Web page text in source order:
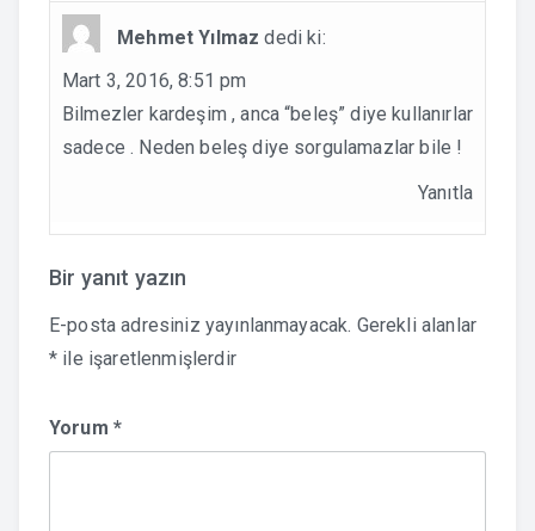
Mehmet Yılmaz dedi ki:
Mart 3, 2016, 8:51 pm
Bilmezler kardeşim , anca “beleş” diye kullanırlar
sadece . Neden beleş diye sorgulamazlar bile !
Yanıtla
Bir yanıt yazın
E-posta adresiniz yayınlanmayacak. Gerekli alanlar
* ile işaretlenmişlerdir
Yorum *